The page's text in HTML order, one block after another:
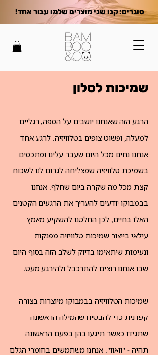
סוגרים: קנו שני מוצרים שלמו עבור אחד!
שמיכות לסלון
הרגע הזה שאנחנו יושבים על הספה, רגליים
למעלה, ופשוט צופים בטלוויזיה. לרגע אחד
אנחנו נחים מכל היום שעבר עלינו ומתכסים
בשמיכת טלוויזיה שמצליחה לגרום לנו לשכוח
קצת מכל מה שקרה ביום שחלף. אנחנו
בבמבוקו יודעים להעריך את הרגעים הקטנים
האלו בחיים, לכן החלטנו להשקיע מאמץ
עילאי בייצור שמיכות טלוויזיה מפנקות
ונעימות שיתאימו בדיוק לשלב הזה בסוף היום
שבו אנחנו רוצים להתרכבל ולהירגע מעט.
שמיכות הטלוויזיה בבמבוקו מיוצרות בצורה
קפדנית כדי להבטיח שהמילה הראשונה
שתגידו כאשר תיגעו בהן בפעם הראשונה
תהיה - "וואוו". אנחנו משתמשים בחומרי הגלם